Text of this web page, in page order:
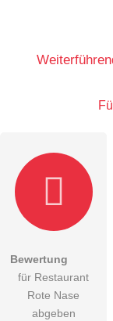
E-Mail-Adresse
Hiermit
Die
Bewertung
für Restaurant
Rote Nase
abgeben